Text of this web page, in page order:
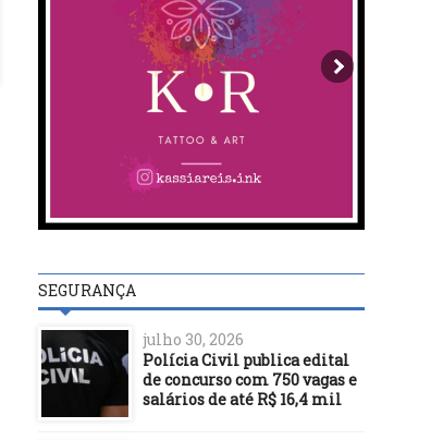
SEGURANÇA
julho 30, 2026
Polícia Civil publica edital
de concurso com 750 vagas e
salários de até R$ 16,4 mil